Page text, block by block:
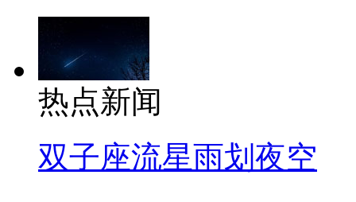
热点新闻
双子座流星雨划夜空